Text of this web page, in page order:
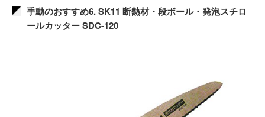
手動のおすすめ6. SK11 断熱材・段ボール・発泡スチロ
ールカッター SDC-120